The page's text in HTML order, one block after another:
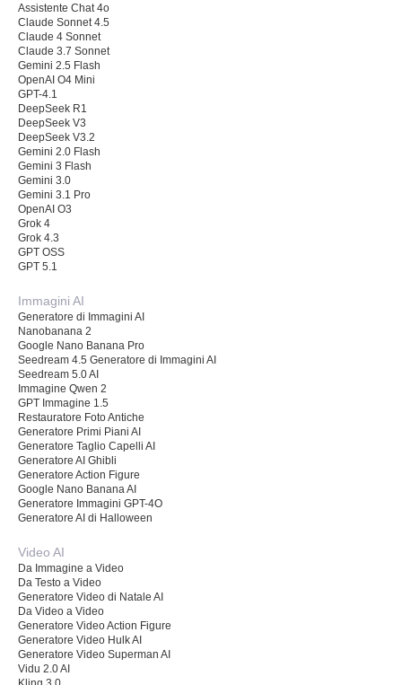
Assistente Chat 4o
Claude Sonnet 4.5
Claude 4 Sonnet
Claude 3.7 Sonnet
Gemini 2.5 Flash
OpenAI O4 Mini
GPT-4.1
DeepSeek R1
DeepSeek V3
DeepSeek V3.2
Gemini 2.0 Flash
Gemini 3 Flash
Gemini 3.0
Gemini 3.1 Pro
OpenAI O3
Grok 4
Grok 4.3
GPT OSS
GPT 5.1
Immagini AI
Generatore di Immagini AI
Nanobanana 2
Google Nano Banana Pro
Seedream 4.5 Generatore di Immagini AI
Seedream 5.0 AI
Immagine Qwen 2
GPT Immagine 1.5
Restauratore Foto Antiche
Generatore Primi Piani AI
Generatore Taglio Capelli AI
Generatore AI Ghibli
Generatore Action Figure
Google Nano Banana AI
Generatore Immagini GPT-4O
Generatore AI di Halloween
Video AI
Da Immagine a Video
Da Testo a Video
Generatore Video di Natale AI
Da Video a Video
Generatore Video Action Figure
Generatore Video Hulk AI
Generatore Video Superman AI
Vidu 2.0 AI